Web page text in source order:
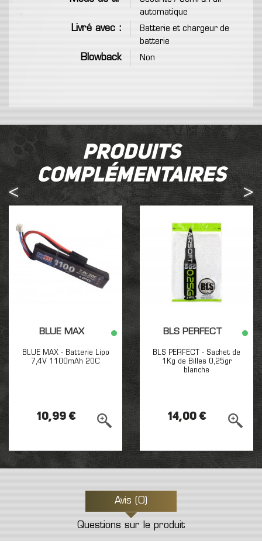
automatique
Livré avec :
Batterie et chargeur de
batterie
Blowback
Non
Produits
complémentaires
BLUE MAX
BLUE MAX - Batterie Lipo
7,4V 1100mAh 20C
10,99 €
BLS PERFECT
BLS PERFECT - Sachet de
1Kg de Billes 0,25gr
blanche
14,00 €
Avis (0)
Questions sur le produit